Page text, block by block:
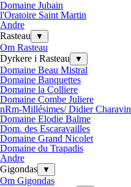
Domaine Jubain
l'Oratoire Saint Martin
Andre
Rasteau
▼
Om Rasteau
Dyrkere i Rasteau
▼
Domaine Beau Mistral
Domaine Banquettes
Domaine la Colliere
Domaine Combe Juliere
nRm-Millésimes/ Didier Charavin
Domaine Elodie Balme
Dom. des Escaravailles
Domaine Grand Nicolet
Domaine du Trapadis
Andre
Gigondas
▼
Om Gigondas